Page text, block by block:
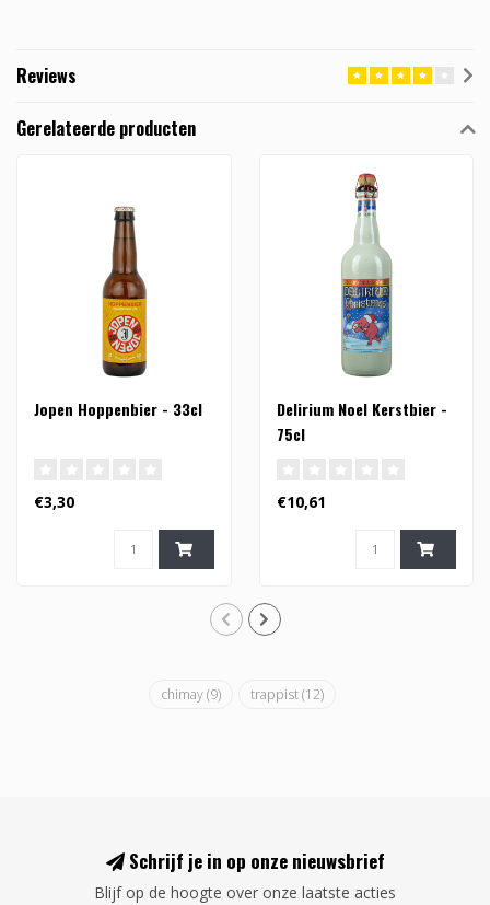
Reviews
Gerelateerde producten
Jopen Hoppenbier - 33cl
€3,30
Delirium Noel Kerstbier -
75cl
€10,61
chimay(9) trappist(12)
Schrijf je in op onze nieuwsbrief
Blijf op de hoogte over onze laatste acties